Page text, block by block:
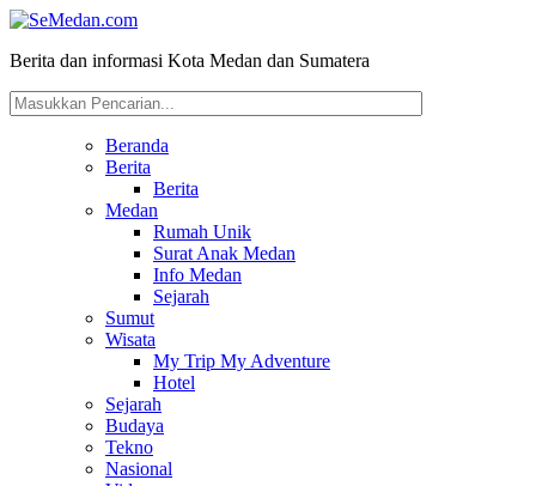
Berita dan informasi Kota Medan dan Sumatera
Beranda
Berita
Berita
Medan
Rumah Unik
Surat Anak Medan
Info Medan
Sejarah
Sumut
Wisata
My Trip My Adventure
Hotel
Sejarah
Budaya
Tekno
Nasional